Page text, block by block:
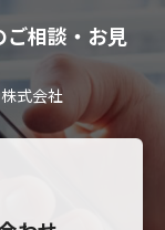
ご相談・お見
式会社